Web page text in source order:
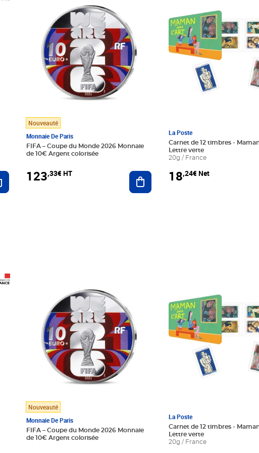
Ajouter au panier
Nouveauté
Monnaie De Paris
FIFA – Coupe du Monde 2026 Monnaie
de 10€ Argent colorisée
123,33€ HT Ajouter au panier
La Poste
Carnet de 12 timbres -
Lettre verte
20g / France
18,24€ Net
Nouveauté
Monnaie De Paris
FIFA – Coupe du Monde 2026 Monnaie
de 10€ Argent colorisée
La Poste
Carnet de 12 timbres -
Lettre verte
20g / France